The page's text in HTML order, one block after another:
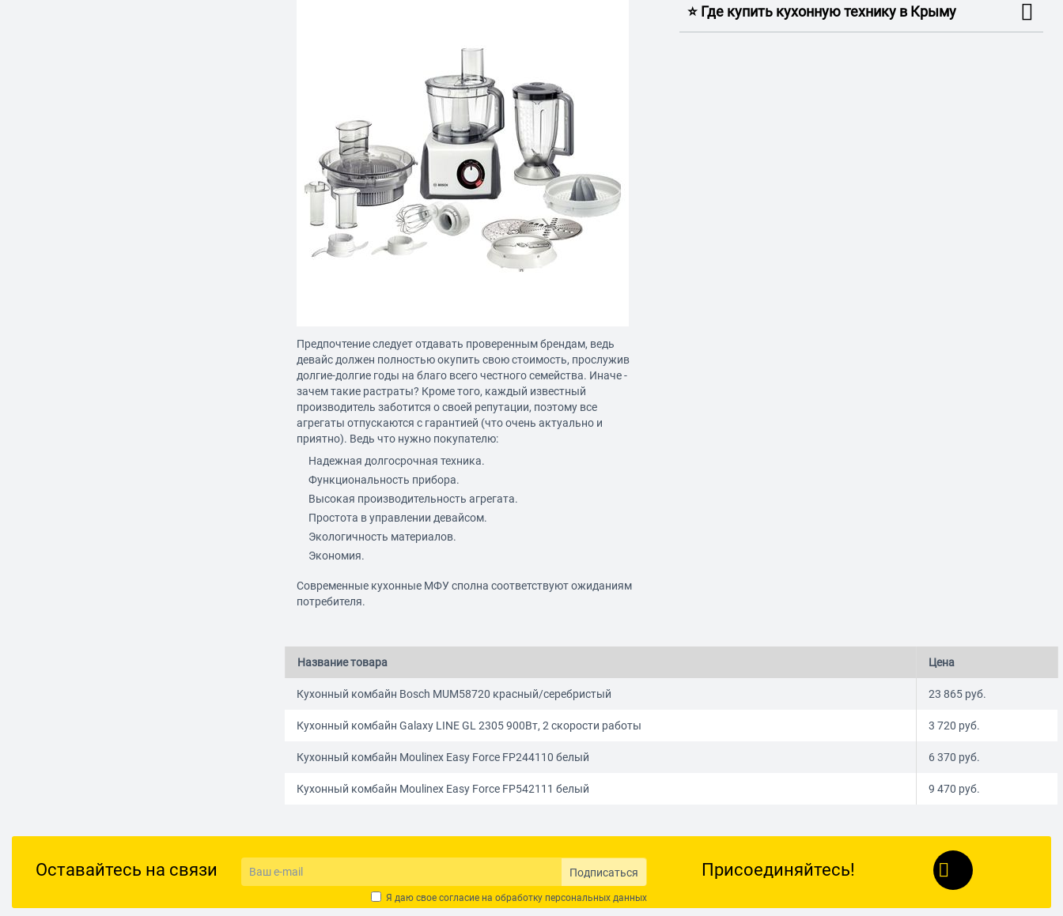
Предпочтение следует отдавать проверенным брендам, ведь
девайс должен полностью окупить свою стоимость, прослужив
долгие-долгие годы на благо всего честного семейства. Иначе -
зачем такие растраты? Кроме того, каждый известный
производитель заботится о своей репутации, поэтому все
агрегаты отпускаются с гарантией (что очень актуально и
приятно). Ведь что нужно покупателю:
Надежная долгосрочная техника.
Функциональность прибора.
Высокая производительность агрегата.
Простота в управлении девайсом.
Экологичность материалов.
Экономия.
Современные кухонные МФУ сполна соответствуют ожиданиям
потребителя.
⭐️ Где купить кухонную технику в Крыму
Название товара Цена
Кухонный комбайн Bosch MUM58720 красный/серебристый 23 865 руб.
Кухонный комбайн Galaxy LINE GL 2305 900Вт, 2 скорости работы 3 720 руб.
Кухонный комбайн Moulinex Easy Force FP244110 белый 6 370 руб.
Кухонный комбайн Moulinex Easy Force FP542111 белый 9 470 руб.
Оставайтесь на связи Подписаться
Я даю свое согласие на обработку персональных данных
Присоединяйтесь!